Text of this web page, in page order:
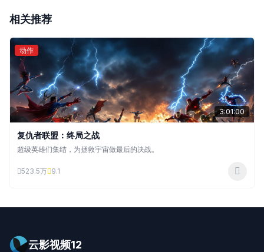
相关推荐
动作
3:01:00
复仇者联盟：终局之战
超级英雄们集结，为拯救宇宙做最后的决战。
523.5万 9.1
云影视频12